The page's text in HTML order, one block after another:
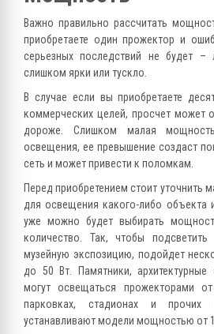
Важно правильно рассчитать
приобретаете один прожектор и
серьезных последствий не будет –
слишком ярки или тускло.
В случае если вы приобретаете
коммерческих целей, просчет может
дороже. Слишком малая
освещения, ее превышение создаст
сеть и может привести к поломкам.
Перед приобретением стоит уточнить
для освещения какого-либо объекта
уже можно будет выбирать
количество. Так, чтобы
музейную экспозицию, подойдет
до 50 Вт. Памятники,
могут освещаться прожекторами
парковках, стадионах и прочих
устанавливают модели мощностью от